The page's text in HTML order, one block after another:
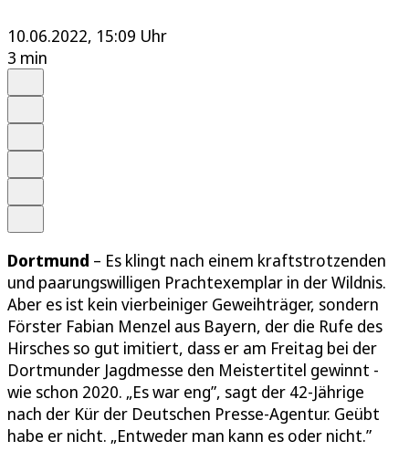
10.06.2022, 15:09 Uhr
3 min
Dortmund – Es klingt nach einem kraftstrotzenden
und paarungswilligen Prachtexemplar in der Wildnis.
Aber es ist kein vierbeiniger Geweihträger, sondern
Förster Fabian Menzel aus Bayern, der die Rufe des
Hirsches so gut imitiert, dass er am Freitag bei der
Dortmunder Jagdmesse den Meistertitel gewinnt -
wie schon 2020. „Es war eng”, sagt der 42-Jährige
nach der Kür der Deutschen Presse-Agentur. Geübt
habe er nicht. „Entweder man kann es oder nicht.”